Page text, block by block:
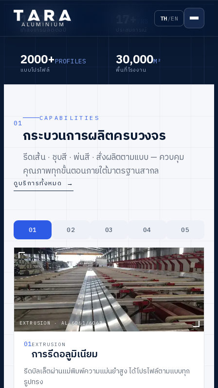
TH /EN
TH/EN
TRUSTED BY LEADING PROJECTS
ระบบอลูมิเนียมสำหรับ
งานสถาปัตยกรรมระดับ
พรีเมียม
ได้รับความไว้วางใจจากวิลล่า รีสอร์ท และ
โครงการคุณภาพสูงทั่วประเทศ
ดูสินค้าทั้งหมด
INTEGRATED MANUFACTURING
จากเส้นอลูมิเนียม
ครบทุกขั้นตอนการผลิต ตั้งแต่การรีดเส้น ชุบ
สี และพ่นสี เพื่อรองรับงานสถาปัตยกรรม
คุณภาพสูง
12,000T/YR
กำลังการผลิตต่อปี ประสบการณ์
2000+PROFILES
แบบโปรไฟล์ 30,000M²
พื้นที่โรงงาน
01
CAPABILITIES
กระบวนการผลิตครบวงจร
รีดเส้น · ชุบสี · พ่นสี · สั่งผลิตตามแบบ — ควบคุม
คุณภาพทุกขั้นตอนภายใต้มาตรฐานสากล
ดูบริการทั้งหมด →
01 02 03 04 05
EXTRUSION · AL·6061/6063
01EXTRUSION
การรีดอลูมิเนียม
รีดบิลเล็ตผ่านแม่พิมพ์ความแม่นยำสูง ได้โปรไฟล์ตามแบบทุก
รูปทรง
POWDER COATING
การพ่นสีฝุ่น
WOODEN TRANSFER
ทำผิวลายไม้
ANODIZING
การชุบสี Anodize
CUSTOM PROFILE
สั่งผลิตตามแบบ